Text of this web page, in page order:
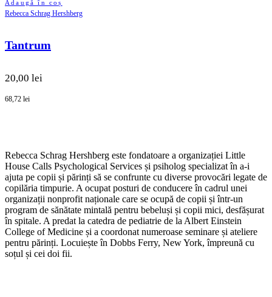
Adaugă în coș
Rebecca Schrag Hershberg
Tantrum
20,00 lei
68,72 lei
Rebecca Schrag Hershberg este fondatoare a organizației Little
House Calls Psychological Services și psiholog specializat în a‑i
ajuta pe copii și părinți să se confrunte cu diverse provocări legate de
copilăria timpurie. A ocupat posturi de conducere în cadrul unei
organizații nonprofit naționale care se ocupă de copii și într-un
program de sănătate mintală pentru bebeluși și copii mici, desfășurat
în spitale. A predat la catedra de pediatrie de la Albert Einstein
College of Medicine și a coordonat numeroase seminare și ateliere
pentru părinți. Locuiește în Dobbs Ferry, New York, împreună cu
soțul și cei doi fii.